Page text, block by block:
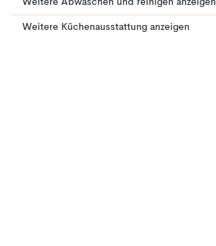
Weitere Abwaschen und reinigen anzeigen
Weitere Küchenausstattung anzeigen